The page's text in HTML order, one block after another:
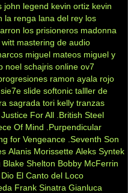
john legend kevin ortiz kevin
la renga lana del rey los
los prisioneros madonna
witt mastering de audio
miguel mateos miguel y
noel schajris online ov7
ramon ayala rojo
sie7e slide softonic talller de
sagrada tori kelly tranzas
Justice For All .British Steel
Of Mind
.Purpendicular
for Vengeance .Seventh Son
Alanis Morissette Aleks Syntek
Blake Shelton Bobby McFerrin
Dio El Canto del Loco
Frank Sinatra Gianluca